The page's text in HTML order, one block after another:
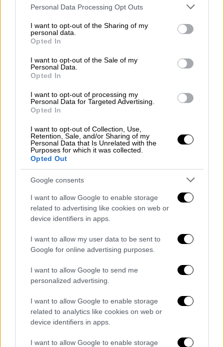
Please note that this website/app uses one or more Google
not limited to your visit or usage behaviour. You may click to
grant or deny consent to Google and its third-party tags to
use your data for below specified purposes in below Google
consent section.
Personal Data Processing Opt Outs
I want to opt-out of the Sharing of my
personal data.
Opted In
I want to opt-out of the Sale of my
Personal Data.
Opted In
I want to opt-out of processing my
Personal Data for Targeted Advertising.
Opted In
I want to opt-out of Collection, Use,
Retention, Sale, and/or Sharing of my
Personal Data that Is Unrelated with the
Purposes for which it was collected.
Opted Out
Google consents
I want to allow Google to enable storage
related to advertising like cookies on web or
device identifiers in apps.
I want to allow my user data to be sent to
Google for online advertising purposes.
I want to allow Google to send me
personalized advertising.
I want to allow Google to enable storage
related to analytics like cookies on web or
device identifiers in apps.
I want to allow Google to enable storage
Ελλάδα|10.02.2025 09:59
«Παρέλυσε» ο Κηφισός - Μποτιλιάρισμα
14 χιλιομέτρων
μέρα στην Αθήνα
|23.01.2025 17:53
Τέλος η βενζίνη σε όσους οδηγούς
μηχανής δεν φορούν κράνος: Τι
προβλέπει τροπολογία
Η ανακοίνωση του υπουργείου Ανάπτυξης